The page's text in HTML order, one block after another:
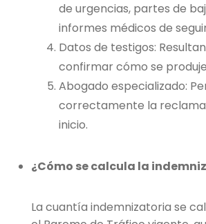
de urgencias, partes de
informes médicos de
Datos de testigos:
confirmar cómo se
Abogado especializado:
correctamente la
inicio.
¿Cómo se calcula la
La cuantía indemnizatoria se